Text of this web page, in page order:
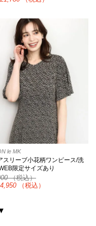
le MK
スリーブ小花柄ワンピース/洗
限定サイズあり
（税込）
4,950 （税込）